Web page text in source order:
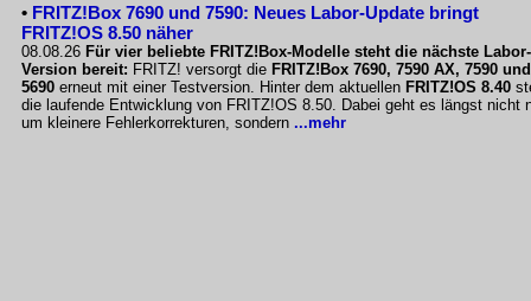
• FRITZ!Box 7690 und 7590: Neues Labor-Update bringt
FRITZ!OS 8.50 näher
08.08.26 Für vier beliebte FRITZ!Box-Modelle steht die nächste Labor-
Version bereit: FRITZ! versorgt die FRITZ!Box 7690, 7590 AX, 7590 und
5690 erneut mit einer Testversion. Hinter dem aktuellen FRITZ!OS 8.40
die laufende Entwicklung von FRITZ!OS 8.50. Dabei geht es längst nicht
um kleinere Fehlerkorrekturen, sondern ...mehr